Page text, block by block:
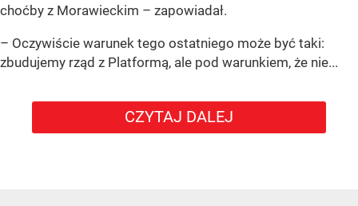
choćby z Morawieckim – zapowiadał.
– Oczywiście warunek tego ostatniego może być taki:
zbudujemy rząd z Platformą, ale pod warunkiem, że nie...
CZYTAJ DALEJ